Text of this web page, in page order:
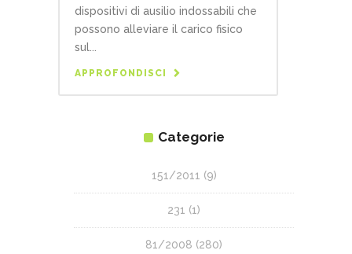
dispositivi di ausilio indossabili che
possono alleviare il carico fisico
sul...
APPROFONDISCI
Categorie
151/2011 (9)
231 (1)
81/2008 (280)